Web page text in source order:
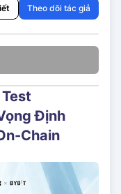
Theo dõi tác giả
Định
Chain